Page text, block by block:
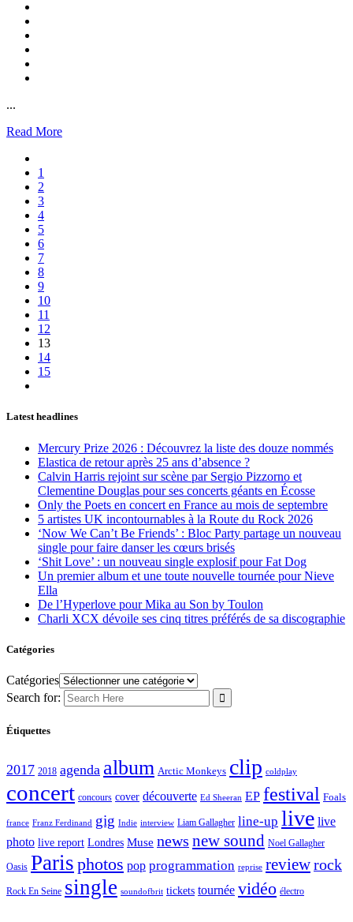
...
Read More
1
2
3
4
5
6
7
8
9
10
11
12
13
14
15
Latest headlines
Mercury Prize 2026 : Découvrez la liste des douze nommés
Elastica de retour après 25 ans d’absence ?
Calvin Harris rejoint sur scène par Sergio Pizzorno et
Clementine Douglas pour ses concerts géants en Écosse
Only the Poets en concert en France au mois de septembre
5 artistes UK incontournables à la Route du Rock 2026
‘Now We Can’t Be Friends’ : Bloc Party partage un nouveau
single pour faire danser les cœurs brisés
‘Shit Love’ : un nouveau single explosif pour Fat Dog
Un premier album et une toute nouvelle tournée pour Nieve
Ella
De l’Hyperlove pour Mika au Son by Toulon
Charli XCX dévoile ses cinq titres préférés de sa discographie
Catégories
Catégories
Search for:
Étiquettes
2017 2018 agenda album Arctic Monkeys clip coldplay
concert concours cover découverte Ed Sheeran EP festival Foals
france Franz Ferdinand gig Indie interview Liam Gallagher line-up live live
photo live report Londres Muse news new sound Noel Gallagher
Oasis Paris photos pop programmation reprise reviewrock
Rock En Seine single soundofbrit tickets tournée vidéo électro